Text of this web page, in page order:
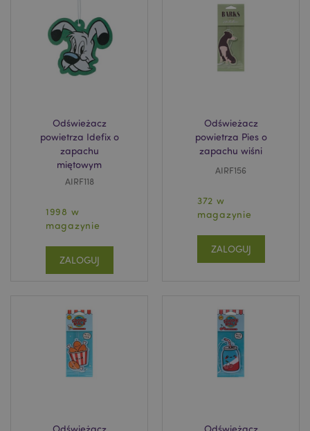
Odświeżacz
powietrza Idefix o
zapachu
miętowym
AIRF118
1998 w
magazynie
ZALOGUJ
Odświeżacz
powietrza Pies o
zapachu wiśni
AIRF156
372 w
magazynie
ZALOGUJ
Odświeżacz Odświeżacz